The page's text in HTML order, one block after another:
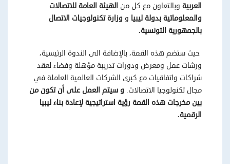
العربية وبالتعاون مع كل من الهيئة العامة للاتصالات
والمعلوماتية بدولة ليبيا و وزارة تكنولوجيات الاتصال
بالجمهورية التونسية.
حيث ستضم هذه القمة، بالإضافة الى الندوة الرئيسية،
ورشات عمل ومعرض ودورات تدريبة مؤهلة وفضاء لعقد
شراكات واتفاقيات مع كبرى الشركات العالمية العاملة في
مجال تكنولوجيا الاتصالات. و سيتم العمل على أن تكون من
بين مخرجات هذه القمة رؤية استراتيجية لإعادة بناء ليبيا
الرقمية.